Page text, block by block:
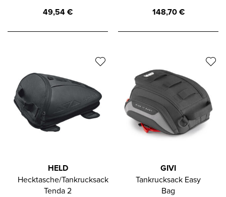
49,54€ 148,70€
HELD
Hecktasche/Tankrucksack
Tenda 2
GIVI
Tankrucksack Easy
Bag